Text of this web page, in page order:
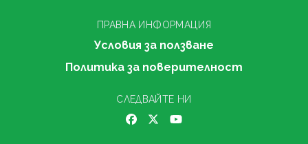
ПРАВНА ИНФОРМАЦИЯ
Условия за ползване
Политика за поверителност
СЛЕДВАЙТЕ НИ